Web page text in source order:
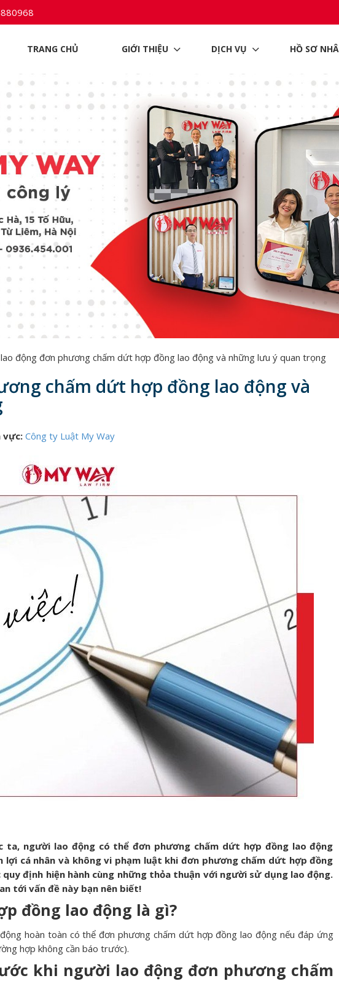
TRANG CHỦ GIỚI THIỆU DỊCH VỤ HỒ SƠ
động đơn phương chấm dứt hợp đồng lao động và những lưu ý quan trọng
chấm dứt hợp đồng lao động và
vực: Công ty Luật My Way
ta, người lao động có thể đơn phương chấm dứt hợp đồng lao động
lợi cá nhân và không vi phạm luật khi đơn phương chấm dứt hợp đồng
định hiện hành cùng những thỏa thuận với người sử dụng lao động.
tới vấn đề này bạn nên biết!
đồng lao động là gì?
hoàn toàn có thể đơn phương chấm dứt hợp đồng lao động nếu đáp ứng
hợp không cần báo trước).
khi người lao động đơn phương chấm